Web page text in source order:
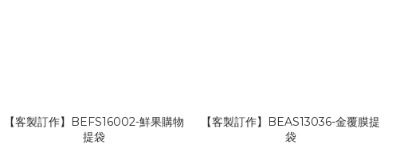
【客製訂作】BEFS16002-鮮果購物
提袋
【客製訂作】BEAS13036-金覆膜提
袋